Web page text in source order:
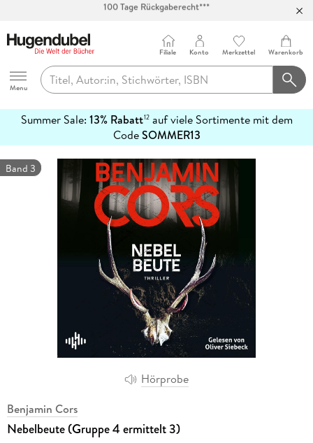
Abholung in über 100 Filialen
Hugendubel
Menu
Filiale Konto Merkzettel Warenkorb
Summer Sale: 13% Rabatt12auf viele Sortimente mit dem
CodeSOMMER13
erfahren
Hörprobe
Band 3
Benjamin Cors
Nebelbeute (Gruppe 4 ermittelt 3)